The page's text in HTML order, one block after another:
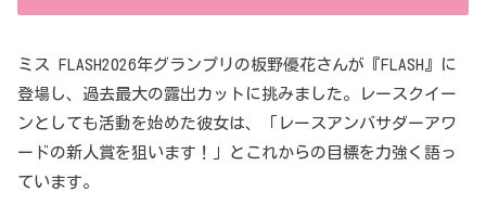
ミス FLASH2026年グランプリの板野優花さんが『FLASH』に
登場し、過去最大の露出カットに挑みました。レースクイー
ンとしても活動を始めた彼女は、「レースアンバサダーアワ
ードの新人賞を狙います！」とこれからの目標を力強く語っ
ています。